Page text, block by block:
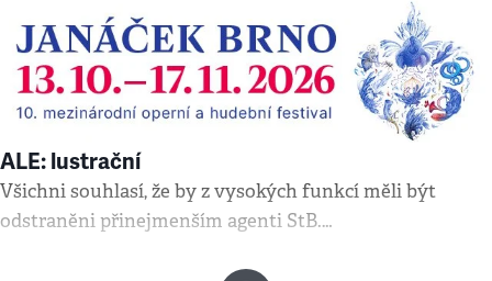
ALE: lustrační
Všichni souhlasí, že by z vysokých funkcí měli být
odstraněni přinejmenším agenti StB.…